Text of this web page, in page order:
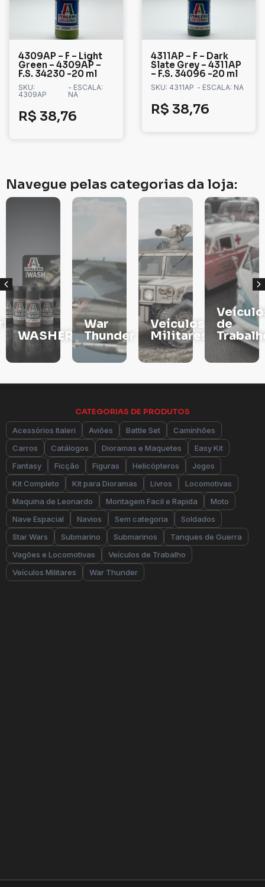
4309AP – F – Light
Green – 4309AP –
F.S. 34230 -20 ml
SKU:
4309AP
- ESCALA:
NA
R$ 38,76
4311AP – F – Dark
Slate Grey – 4311AP
– F.S. 34096 -20 ml
SKU: 4311AP - ESCALA: NA
R$ 38,76
Navegue pelas categorias da loja:
War
Thunder
Veículos
Militares
Veículos
de
Trabalho
TINTAS
CATEGORIAS DE PRODUTOS
Acessórios Italeri Aviões Battle Set
Caminhões
Carros
Catálogos Dioramas e Maquetes
Easy Kit
Fantasy
Ficção Figuras Helicópteros
Jogos
Kit Completo
Kit para Dioramas Livros
Locomotivas
Maquina de Leonardo
Montagem Facil e Rapida
Moto
Nave Espacial
Navios Sem categoria
Soldados
Star Wars
Submarino Submarinos
Tanques de Guerra
Vagões e Locomotivas
Veículos de Trabalho
Veículos Militares
War Thunder